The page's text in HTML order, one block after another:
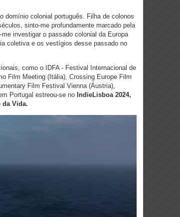
domínio colonial português. Filha de colonos
sinto-me profundamente marcado pela
investigar o passado colonial da Europa
coletiva e os vestígios desse passado no
como o IDFA - Festival Internacional de
Film Meeting (Itália), Crossing Europe Film
Film Festival Vienna (Áustria),
Portugal estreou-se no IndieLisboa 2024,
da Vida.